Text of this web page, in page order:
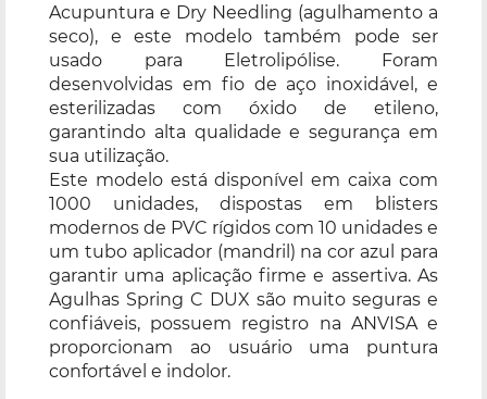
Acupuntura e Dry Needling (agulhamento a
seco), e este modelo também pode ser
usado para Eletrolipólise. Foram
desenvolvidas em fio de aço inoxidável, e
esterilizadas com óxido de etileno,
garantindo alta qualidade e segurança em
sua utilização.
Este modelo está disponível em caixa com
1000 unidades, dispostas em blisters
modernos de PVC rígidos com 10 unidades e
um tubo aplicador (mandril) na cor azul para
garantir uma aplicação firme e assertiva. As
Agulhas Spring C DUX são muito seguras e
confiáveis, possuem registro na ANVISA e
proporcionam ao usuário uma puntura
confortável e indolor.